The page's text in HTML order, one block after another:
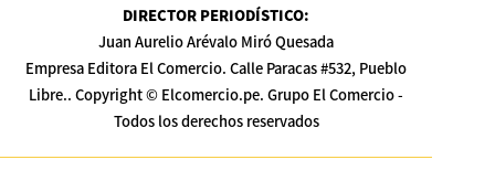
DIRECTOR PERIODÍSTICO:
Juan Aurelio Arévalo Miró Quesada
Empresa Editora El Comercio. Calle Paracas #532, Pueblo
Libre.. Copyright © Elcomercio.pe. Grupo El Comercio -
Todos los derechos reservados